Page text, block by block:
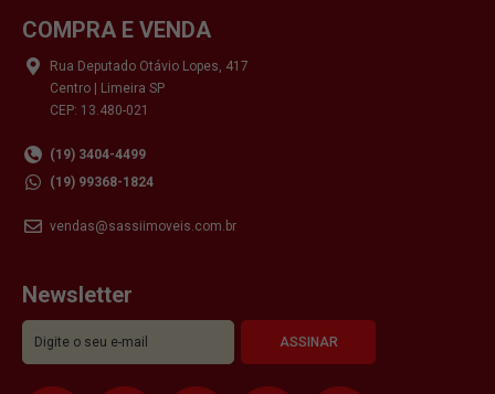
COMPRA E VENDA
Rua Deputado Otávio Lopes, 417
Centro | Limeira SP
CEP: 13.480-021
(19) 3404-4499
(19) 99368-1824
vendas@sassiimoveis.com.br
Newsletter